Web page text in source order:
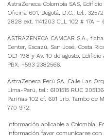
AstraZeneca Colombia SAS,
Oficina 601, Bogotá, D.C., tel.:
2828 ext. 1141203 CLL 102 # 17A –
ASTRAZENECA CAMCAR S.A.,
Center, Escazú, San José, Costa
OE1-198 y Av. 10 de agosto,
PBX. +593 2382566.
AstraZeneca Perú SA, Calle Las
Lima-Perú, tel.: 6101515 RUC
Pariñas 102 of. 601 urb. Tambo de
770 972.
Información aplicable a Colombia,
información favor comunicarse